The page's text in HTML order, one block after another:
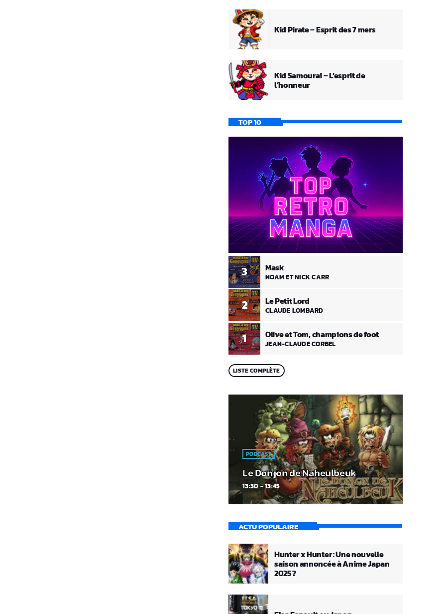
Kid Pirate – Esprit des 7 mers
Kid Samourai – L’esprit de
l’honneur
TOP 10
1 Olive et Tom, champions de foot
JEAN-CLAUDE CORBEL
2 Le Petit Lord
CLAUDE LOMBARD
3 Mask
NOAM ET NICK CARR
LISTE COMPLÈTE
PODCAST
Le Donjon de Naheulbeuk
13:30 - 13:45
ACTU POPULAIRE
Hunter x Hunter : Une nouvelle
saison annoncée à Anime Japan
2025 ?